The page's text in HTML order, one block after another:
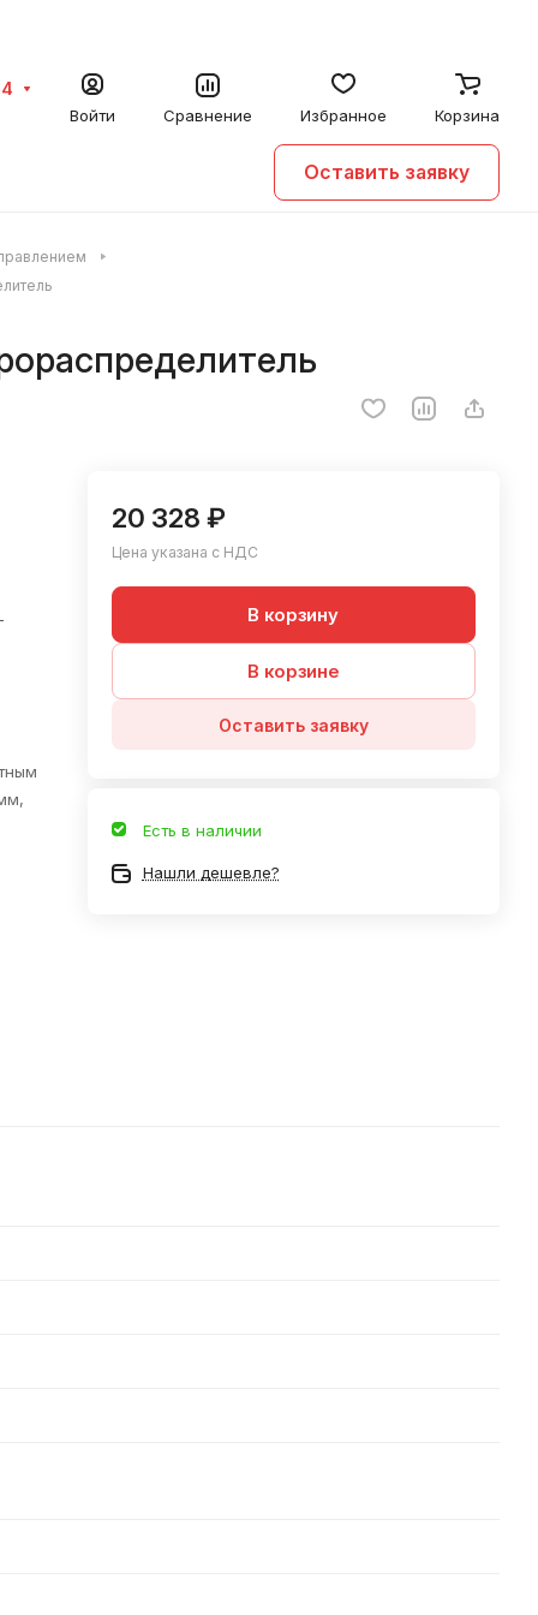
Войти Сравнение Избранное Корзина
Оставить заявку
20 328 ₽
Цена указана с НДС
В корзину
В корзине
Оставить заявку
Есть в наличии
Нашли дешевле?